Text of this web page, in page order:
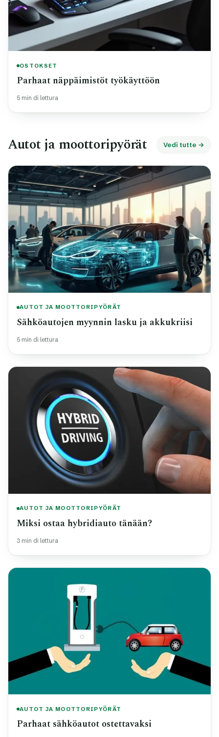
OSTOKSET
Parhaat näppäimistöt työkäyttöön
5 min di lettura
Autot ja moottoripyörät Vedi tutte →
AUTOT JA MOOTTORIPYÖRÄT
Sähköautojen myynnin lasku ja akkukriisi
5 min di lettura
AUTOT JA MOOTTORIPYÖRÄT
Miksi ostaa hybridiauto tänään?
3 min di lettura
AUTOT JA MOOTTORIPYÖRÄT
Parhaat sähköautot ostettavaksi